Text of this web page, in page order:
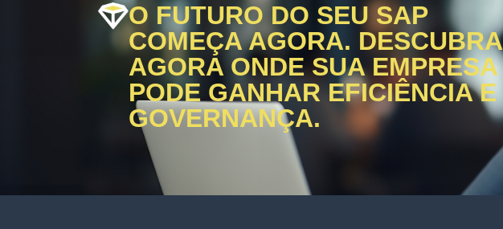
O FUTURO DO SEU SAP
COMEÇA AGORA. DESCUBRA
AGORA ONDE SUA EMPRESA
PODE GANHAR EFICIÊNCIA E
GOVERNANÇA.